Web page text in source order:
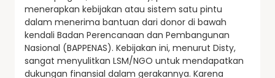
menerapkan kebijakan atau sistem satu pintu
dalam menerima bantuan dari donor di bawah
kendali Badan Perencanaan dan Pembangunan
Nasional (BAPPENAS). Kebijakan ini, menurut Disty,
sangat menyulitkan LSM/NGO untuk mendapatkan
dukungan finansial dalam gerakannya. Karena